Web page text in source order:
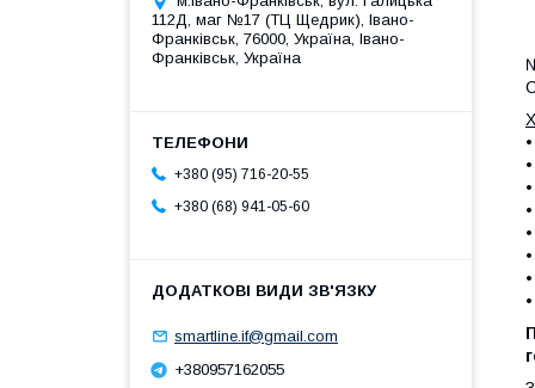
•
•
•
•
•
•
•
•
112Д, маг №17 (ТЦ Щедрик), Івано-
Франківськ, 76000, Україна, Івано-
Франківськ, Україна
+380 (95) 716-20-55
+380 (68) 941-05-60
smartline.if@gmail.com
+380957162055